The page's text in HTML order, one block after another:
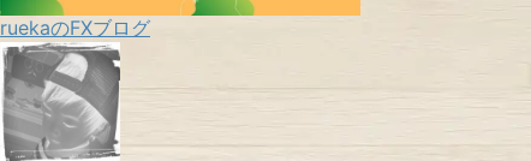
ruekaのFXブログ